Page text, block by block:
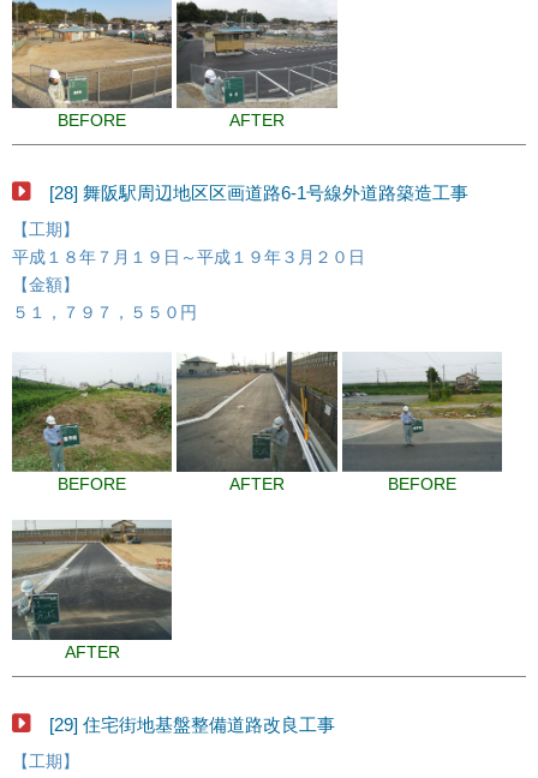
BEFORE AFTER
[28] 舞阪駅周辺地区区画道路6-1号線外道路築造工事
【工期】
平成１８年７月１９日～平成１９年３月２０日
【金額】
５１，７９７，５５０円
BEFORE AFTER BEFORE
AFTER
[29] 住宅街地基盤整備道路改良工事
【工期】